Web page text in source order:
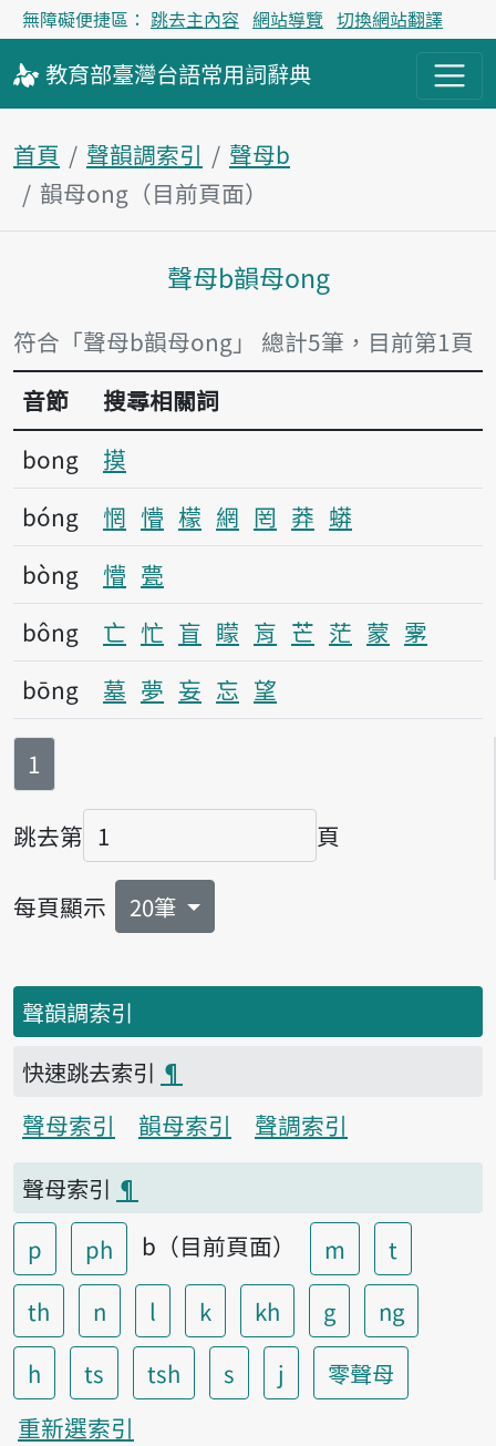
無障礙便捷區： 跳去主內容 網站導覽 切換網站翻譯
教育部臺灣台語常用詞辭典
首頁 聲韻調索引
聲母b
韻母ong（目前頁面）
主內容區塊
聲母b韻母ong
符合「聲母b韻母ong」 總計5筆，目前第1頁
音節
搜尋相關詞
bong
摸
bóng
惘 懵 檬 網 罔 莽 蟒
bòng
懵 甍
bông
亡 忙 盲 矇 肓 芒 茫 蒙 雺
bōng
墓 夢 妄 忘 望
第
1
跳去第
頁碼
頁
每頁顯示 20筆
聲韻調索引
快速跳去索引 ¶
聲母索引
韻母索引
聲調索引
聲母索引 ¶
p
ph b（目前頁面） m
t
th
n l k kh g
ng
h
ts tsh s j
零聲母
重新選索引